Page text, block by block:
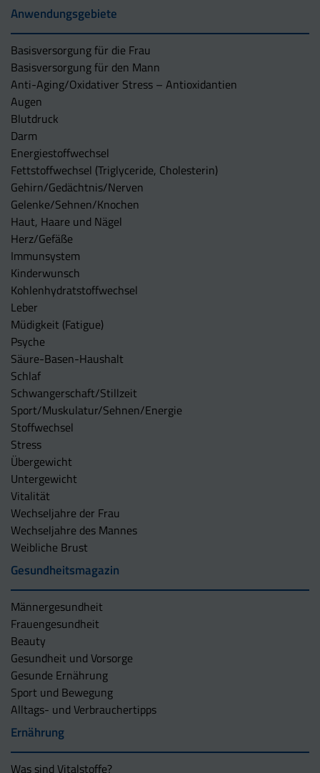
Anwendungsgebiete
Basisversorgung für die Frau
Basisversorgung für den Mann
Anti-Aging/Oxidativer Stress – Antioxidantien
Augen
Blutdruck
Darm
Energiestoffwechsel
Fettstoffwechsel (Triglyceride, Cholesterin)
Gehirn/Gedächtnis/Nerven
Gelenke/Sehnen/Knochen
Haut, Haare und Nägel
Herz/Gefäße
Immunsystem
Kinderwunsch
Kohlenhydratstoffwechsel
Leber
Müdigkeit (Fatigue)
Psyche
Säure-Basen-Haushalt
Schlaf
Schwangerschaft/Stillzeit
Sport/Muskulatur/Sehnen/Energie
Stoffwechsel
Stress
Übergewicht
Untergewicht
Vitalität
Wechseljahre der Frau
Wechseljahre des Mannes
Weibliche Brust
Gesundheitsmagazin
Männergesundheit
Frauengesundheit
Beauty
Gesundheit und Vorsorge
Gesunde Ernährung
Sport und Bewegung
Alltags- und Verbrauchertipps
Ernährung
Was sind Vitalstoffe?